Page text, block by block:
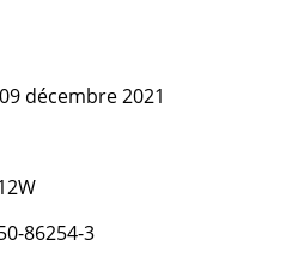
décembre 2021
86254-3